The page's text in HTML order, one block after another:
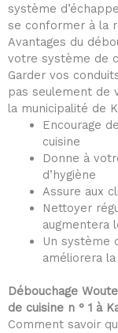
système
se conformer à la
Avantages du
votre système de
Garder vos
pas seulement de
la municipalité de
Encourage
cuisine
Donne à
d’hygiène
Assure aux
Nettoyer
augmentera
Un système
améliorera
Débouchage
de cuisine n ° 1 à
Comment savoir